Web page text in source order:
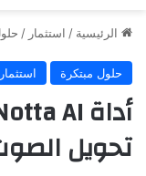
الرئيسية / استثمار /
حلول مبتكرة استثمار
تحويل